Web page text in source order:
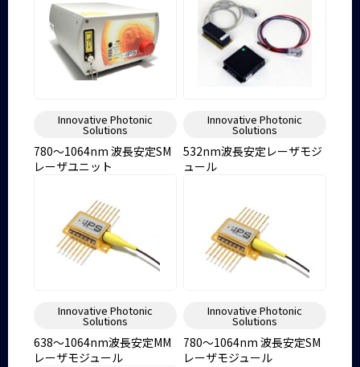
Innovative Photonic
Solutions
780～1064nm 波長安定SM
レーザユニット
Innovative Photonic
Solutions
532nm波長安定レーザモジ
ュール
Innovative Photonic
Solutions
638～1064nm波長安定MM
レーザモジュール
Innovative Photonic
Solutions
780～1064nm 波長安定SM
レーザモジュール